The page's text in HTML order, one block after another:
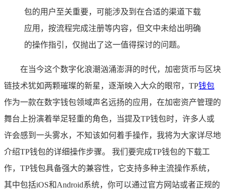
包的用户至关重要，可能涉及到在合适的渠道下载
应用，按流程完成注册等内容，但文中未给出明确
的操作指引，仅抛出了这一值得探讨的问题。
在当今这个数字化浪潮汹涌澎湃的时代，加密货币与区块
链技术犹如两颗璀璨的新星，逐渐映入大众的眼帘，TP钱包
作为一款在数字钱包领域声名远扬的应用，在加密资产管理的
舞台上扮演着举足轻重的角色，当提及TP钱包时，许多人或
许会感到一头雾水，不知该如何着手操作，我将为大家详尽地
介绍TP钱包的详细操作步骤。 我们要完成TP钱包的下载工
作，TP钱包具备强大的兼容性，它支持多种主流操作系统，
其中包括iOS和Android系统，你可以通过官方网站或者正规的